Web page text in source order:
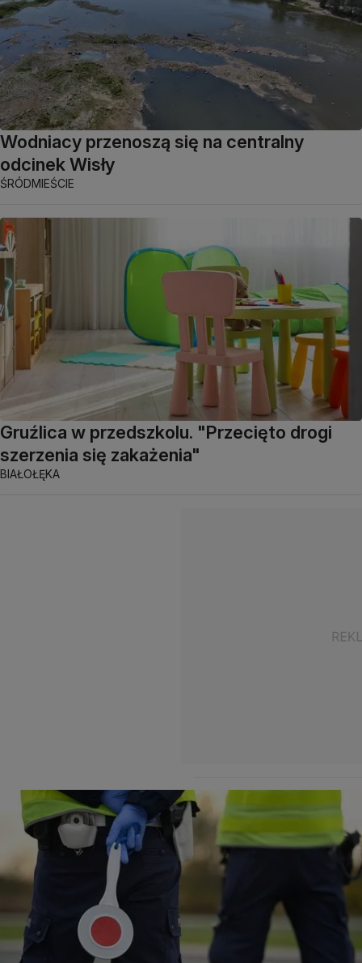
Wodniacy przenoszą się na centralny
odcinek Wisły
ŚRÓDMIEŚCIE
Gruźlica w przedszkolu. "Przecięto drogi
szerzenia się zakażenia"
BIAŁOŁĘKA